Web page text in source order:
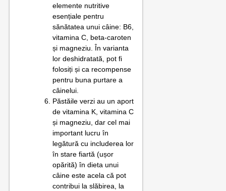
elemente nutritive
esențiale pentru
sănătatea unui câine: B6,
vitamina C, beta-caroten
și magneziu. În varianta
lor deshidratată, pot fi
folosiți și ca recompense
pentru buna purtare a
câinelui.
Păstăile verzi au un aport
de vitamina K, vitamina C
și magneziu, dar cel mai
important lucru în
legătură cu includerea lor
în stare fiartă (ușor
opărită) în dieta unui
câine este acela că pot
contribui la slăbirea, la